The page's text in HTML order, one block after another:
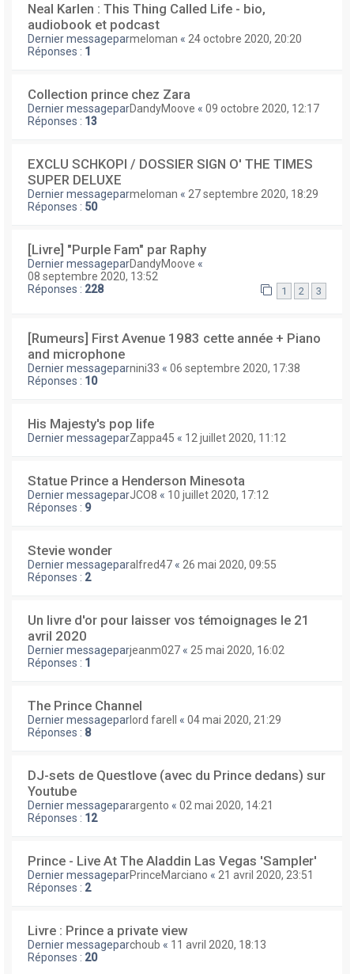
Neal Karlen : This Thing Called Life - bio,
audiobook et podcast
Dernier messageparmeloman « 24 octobre 2020, 20:20
Réponses : 1
Collection prince chez Zara
Dernier messageparDandyMoove « 09 octobre 2020, 12:17
Réponses : 13
EXCLU SCHKOPI / DOSSIER SIGN O' THE TIMES
SUPER DELUXE
Dernier messageparmeloman « 27 septembre 2020, 18:29
Réponses : 50
[Livre] "Purple Fam" par Raphy
Dernier messageparDandyMoove «
08 septembre 2020, 13:52
Réponses : 228 1 2 3
[Rumeurs] First Avenue 1983 cette année + Piano
and microphone
Dernier messageparnini33 « 06 septembre 2020, 17:38
Réponses : 10
His Majesty's pop life
Dernier messageparZappa45 « 12 juillet 2020, 11:12
Statue Prince a Henderson Minesota
Dernier messageparJCO8 « 10 juillet 2020, 17:12
Réponses : 9
Stevie wonder
Dernier messageparalfred47 « 26 mai 2020, 09:55
Réponses : 2
Un livre d'or pour laisser vos témoignages le 21
avril 2020
Dernier messageparjeanm027 « 25 mai 2020, 16:02
Réponses : 1
The Prince Channel
Dernier messageparlord farell « 04 mai 2020, 21:29
Réponses : 8
DJ-sets de Questlove (avec du Prince dedans) sur
Youtube
Dernier messageparargento « 02 mai 2020, 14:21
Réponses : 12
Prince - Live At The Aladdin Las Vegas 'Sampler'
Dernier messageparPrinceMarciano « 21 avril 2020, 23:51
Réponses : 2
Livre : Prince a private view
Dernier messageparchoub « 11 avril 2020, 18:13
Réponses : 20